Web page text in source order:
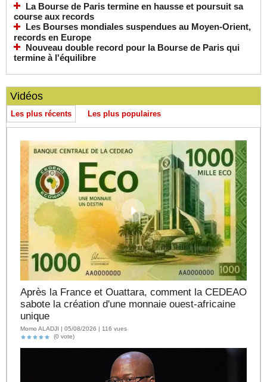
La Bourse de Paris termine en hausse et poursuit sa
course aux records
Les Bourses mondiales suspendues au Moyen-Orient,
records en Europe
Nouveau double record pour la Bourse de Paris qui
termine à l'équilibre
Vidéos
Les plus récents Les plus populaires
Après la France et Ouattara, comment la CEDEAO
sabote la création d'une monnaie ouest-africaine
unique
Momo ALADJI | 05/08/2026 | 116 vues
(0 vote)